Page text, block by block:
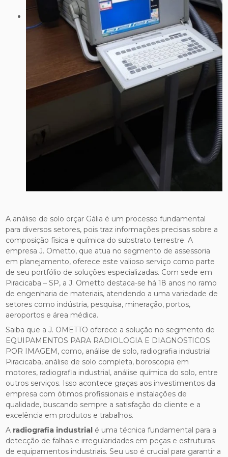
A análise de solo orçar Gália é um processo fundamental
para diversos setores, pois traz informações precisas sobre a
composição física e química do substrato terrestre. A
empresa J. Ometto, que atua no segmento de assessoria
em planejamento, oferece este valioso serviço como parte
de seu portfólio de soluções especializadas. Com sede em
Piracicaba – SP, a J. Ometto destaca-se há 18 anos no ramo
de engenharia de materiais, atendendo a uma variedade de
setores como indústria, pesquisa, mineração, portos,
aeroportos e área médica.
Saiba que a J. OMETTO oferece a solução no segmento de
EQUIPAMENTOS PARA RADIOLOGIA E DIAGNOSTICOS
POR IMAGEM, como, análise de solo, radiografia industrial
Piracicaba, análise de solo completa, boroscopia em
motores, radiografia industrial, análise química do solo, entre
outros serviços. Isso acontece graças aos investimentos da
empresa com ótimos profissionais e instalações de
qualidade, buscando sempre a satisfação do cliente e a
excelência em produtos e trabalhos.
A radiografia industrial é uma técnica fundamental para a
detecção de falhas e irregularidades em peças e estruturas
de equipamentos industriais. Seu uso é crucial para garantir a